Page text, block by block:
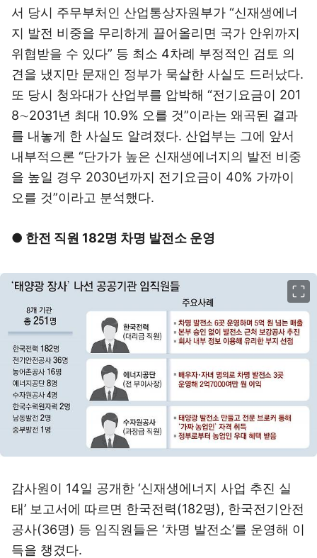
서 당시 주무부처인 산업통상자원부가 “신재생에너
지 발전 비중을 무리하게 끌어올리면 국가 안위까지
위협받을 수 있다” 등 최소 4차례 부정적인 검토 의
견을 냈지만 문재인 정부가 묵살한 사실도 드러났다.
또 당시 청와대가 산업부를 압박해 “전기요금이 201
8∼2031년 최대 10.9% 오를 것”이라는 왜곡된 결과
를 내놓게 한 사실도 알려졌다. 산업부는 그에 앞서
내부적으론 “단가가 높은 신재생에너지의 발전 비중
을 높일 경우 2030년까지 전기요금이 40% 가까이
오를 것”이라고 분석했다.
● 한전 직원 182명 차명 발전소 운영
감사원이 14일 공개한 ‘신재생에너지 사업 추진 실
태’ 보고서에 따르면 한국전력(182명), 한국전기안전
공사(36명) 등 임직원들은 ‘차명 발전소’를 운영해 이
득을 챙겼다.